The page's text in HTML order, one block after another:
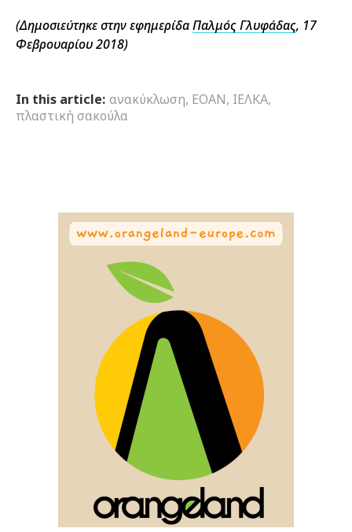
(Δημοσιεύτηκε στην εφημερίδαΠαλμός Γλυφάδας, 17
Φεβρουαρίου 2018)
In this article: ανακύκλωση, ΕΟΑΝ, ΙΕΛΚΑ,
πλαστική σακούλα